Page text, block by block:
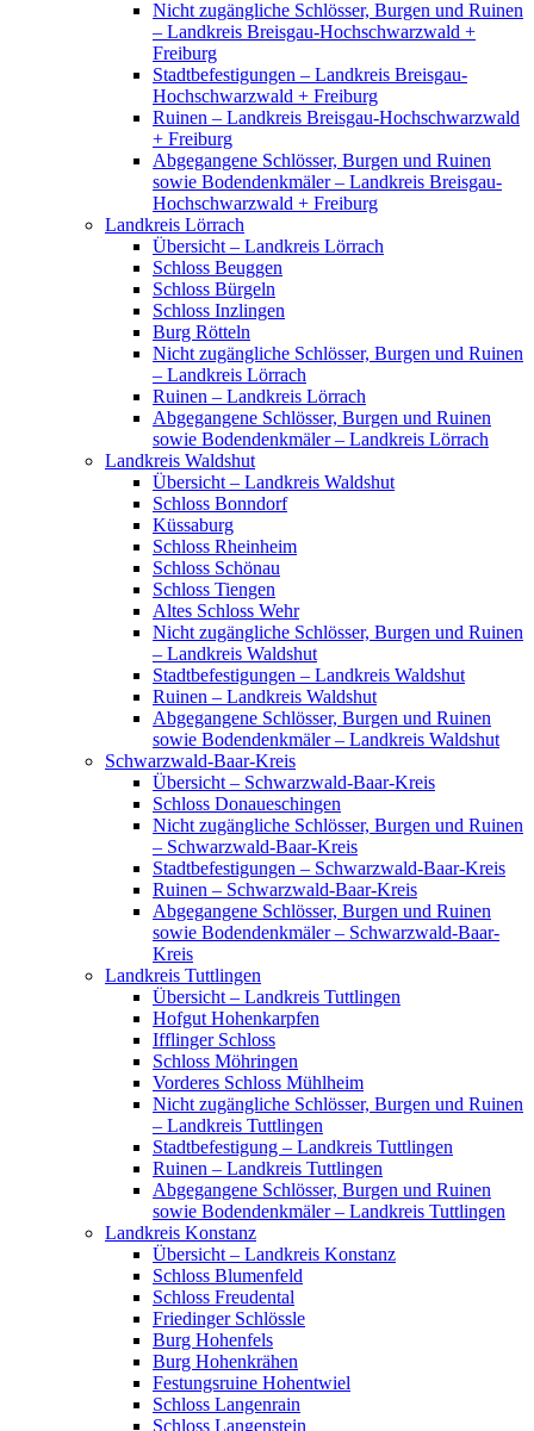
Nicht zugängliche Schlösser, Burgen und Ruinen
– Landkreis Breisgau-Hochschwarzwald +
Freiburg
Stadtbefestigungen – Landkreis Breisgau-
Hochschwarzwald + Freiburg
Ruinen – Landkreis Breisgau-Hochschwarzwald
+ Freiburg
Abgegangene Schlösser, Burgen und Ruinen
sowie Bodendenkmäler – Landkreis Breisgau-
Hochschwarzwald + Freiburg
Landkreis Lörrach
Übersicht – Landkreis Lörrach
Schloss Beuggen
Schloss Bürgeln
Schloss Inzlingen
Burg Rötteln
Nicht zugängliche Schlösser, Burgen und Ruinen
– Landkreis Lörrach
Ruinen – Landkreis Lörrach
Abgegangene Schlösser, Burgen und Ruinen
sowie Bodendenkmäler – Landkreis Lörrach
Landkreis Waldshut
Übersicht – Landkreis Waldshut
Schloss Bonndorf
Küssaburg
Schloss Rheinheim
Schloss Schönau
Schloss Tiengen
Altes Schloss Wehr
Nicht zugängliche Schlösser, Burgen und Ruinen
– Landkreis Waldshut
Stadtbefestigungen – Landkreis Waldshut
Ruinen – Landkreis Waldshut
Abgegangene Schlösser, Burgen und Ruinen
sowie Bodendenkmäler – Landkreis Waldshut
Schwarzwald-Baar-Kreis
Übersicht – Schwarzwald-Baar-Kreis
Schloss Donaueschingen
Nicht zugängliche Schlösser, Burgen und Ruinen
– Schwarzwald-Baar-Kreis
Stadtbefestigungen – Schwarzwald-Baar-Kreis
Ruinen – Schwarzwald-Baar-Kreis
Abgegangene Schlösser, Burgen und Ruinen
sowie Bodendenkmäler – Schwarzwald-Baar-
Kreis
Landkreis Tuttlingen
Übersicht – Landkreis Tuttlingen
Hofgut Hohenkarpfen
Ifflinger Schloss
Schloss Möhringen
Vorderes Schloss Mühlheim
Nicht zugängliche Schlösser, Burgen und Ruinen
– Landkreis Tuttlingen
Stadtbefestigung – Landkreis Tuttlingen
Ruinen – Landkreis Tuttlingen
Abgegangene Schlösser, Burgen und Ruinen
sowie Bodendenkmäler – Landkreis Tuttlingen
Landkreis Konstanz
Übersicht – Landkreis Konstanz
Schloss Blumenfeld
Schloss Freudental
Friedinger Schlössle
Burg Hohenfels
Burg Hohenkrähen
Festungsruine Hohentwiel
Schloss Langenrain
Schloss Langenstein